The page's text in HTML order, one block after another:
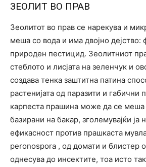
ЗЕОЛИТ ВО ПРАВ
Зеолитот во прав се нарекува и
меша со вода и има двојно дејство:
природен пестицид. Зеолитниот
стеблото и лисјата на зеленчук и
создава тенка заштитна патина
растенијата од паразити и габични
карпеста прашина може да се меша
базирани на бакар, зголемувајќи ја
ефикасност против прашкаста
peronospora , од домати и блистер
однесува до инсектите, тоа исто